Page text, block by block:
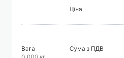
Ціна
Вага
Сума з ПДВ